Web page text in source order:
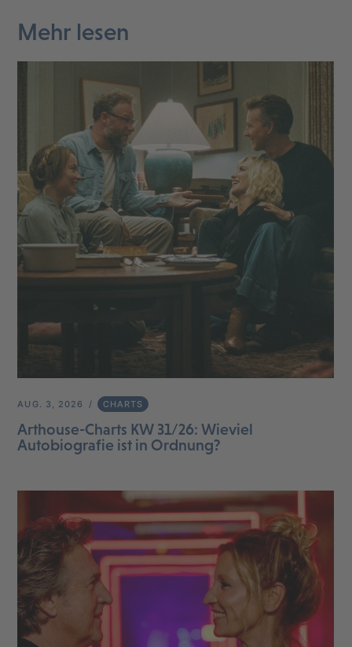
Mehr lesen
AUG. 3, 2026 CHARTS
Arthouse-Charts KW 31/26: Wieviel
Autobiografie ist in Ordnung?